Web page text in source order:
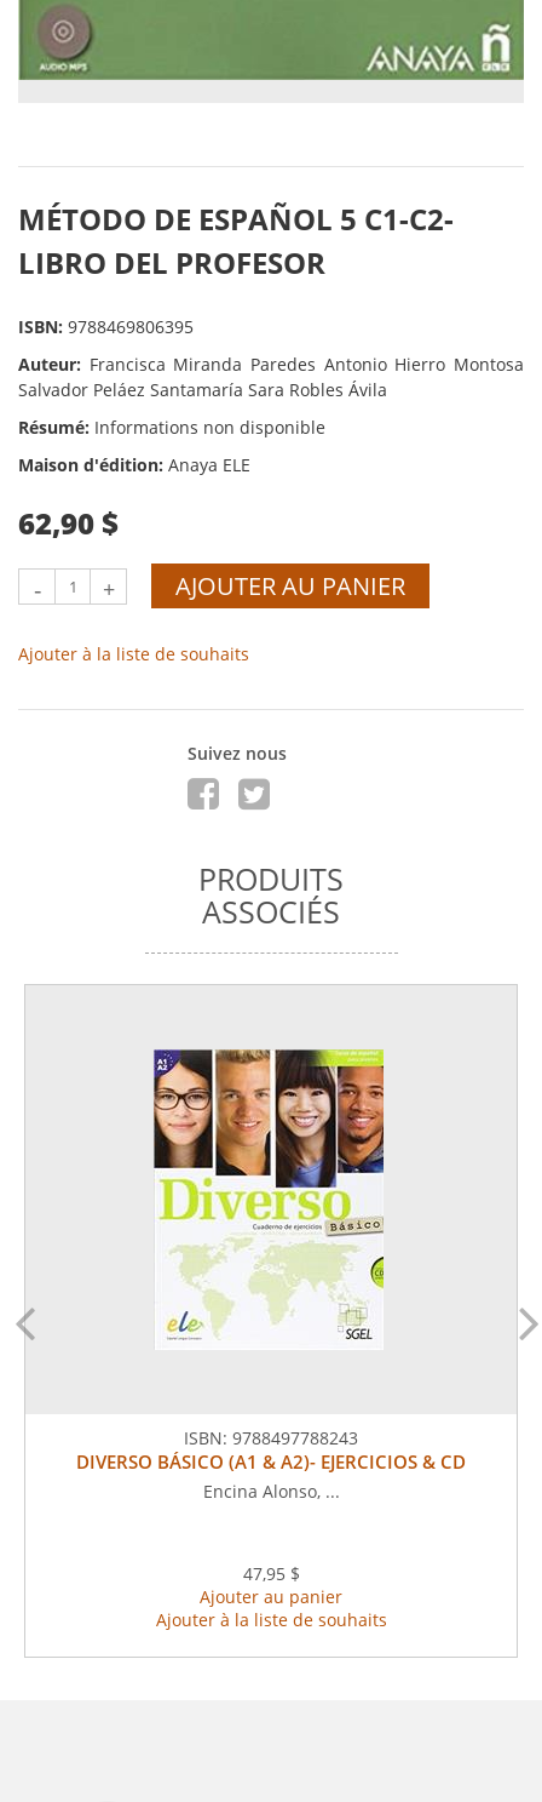
MÉTODO DE ESPAÑOL 5 C1-C2-
LIBRO DEL PROFESOR
ISBN: 9788469806395
Auteur: Francisca Miranda Paredes Antonio Hierro Montosa
Salvador Peláez Santamaría Sara Robles Ávila
Résumé: Informations non disponible
Maison d'édition: Anaya ELE
62,90 $
- + AJOUTER AU PANIER
Ajouter à la liste de souhaits
Suivez nous
PRODUITS
ASSOCIÉS
ISBN: 9788497788243
DIVERSO BÁSICO (A1 & A2)- EJERCICIOS & CD
Encina Alonso, ...
47,95 $
Ajouter au panier
Ajouter à la liste de souhaits